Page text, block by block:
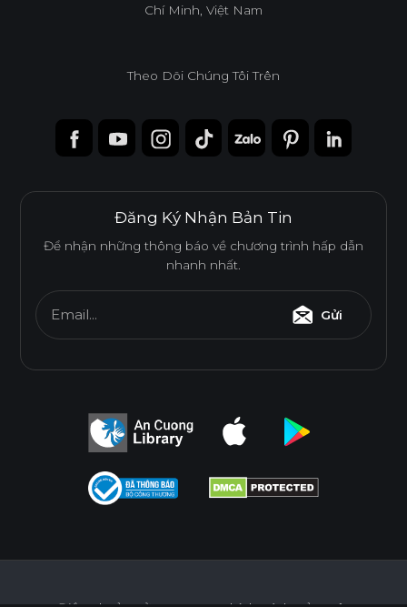
Ván WPB phủ Acrylic bề mặt bóng gương, phẳng mịn.
CHỐNG MỐI MỌT
THÂN THIỆN MÔI TRƯỜNG
Tiêu chuẩn
Chí Minh, Việt Nam
Theo Dõi Chúng Tôi Trên
Đăng Ký Nhận Bản Tin
Để nhận những thông báo về chương trình hấp dẫn
nhanh nhất.
Email... Gửi